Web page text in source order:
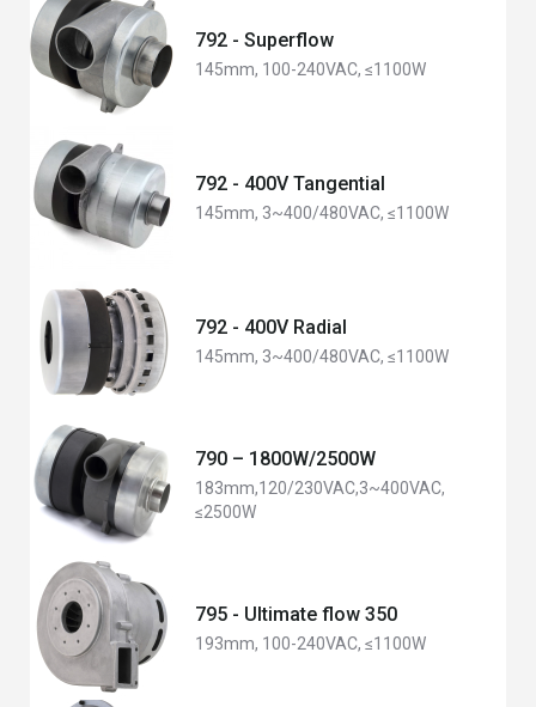
792 - Superflow
145mm, 100-240VAC, ≤1100W
792 - 400V Tangential
145mm, 3~400/480VAC, ≤1100W
792 - 400V Radial
145mm, 3~400/480VAC, ≤1100W
790 – 1800W/2500W
183mm,120/230VAC,3~400VAC,
≤2500W
795 - Ultimate flow 350
193mm, 100-240VAC, ≤1100W